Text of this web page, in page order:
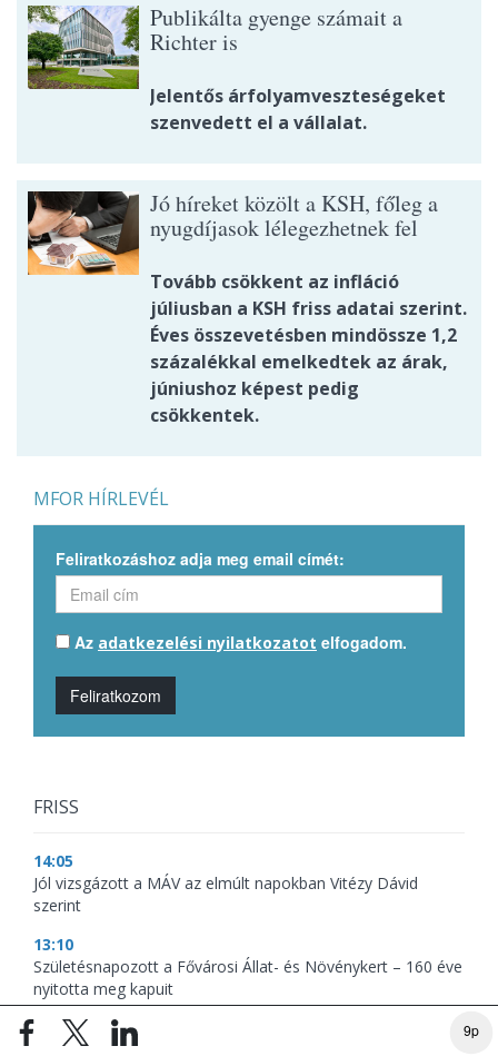
9p
Publikálta gyenge számait a
Richter is
Jelentős árfolyamveszteségeket
szenvedett el a vállalat.
Jó híreket közölt a KSH, főleg a
nyugdíjasok lélegezhetnek fel
Tovább csökkent az infláció
júliusban a KSH friss adatai szerint.
Éves összevetésben mindössze 1,2
százalékkal emelkedtek az árak,
júniushoz képest pedig
csökkentek.
MFOR HÍRLEVÉL
Feliratkozáshoz adja meg email címét:
Az adatkezelési nyilatkozatot elfogadom.
Feliratkozom
FRISS
14:05
Jól vizsgázott a MÁV az elmúlt napokban Vitézy Dávid
szerint
13:10
Születésnapozott a Fővárosi Állat- és Növénykert – 160 éve
nyitotta meg kapuit
11:55
Szerb trombitafesztiválon kapcsolódott ki Orbán Viktor